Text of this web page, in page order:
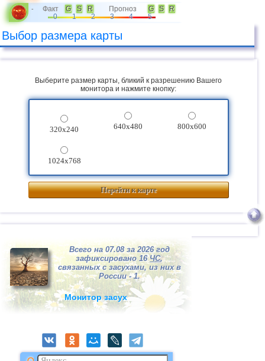
- Факт G S R Прогноз G S
R
0
1 2 3 4 5
Выбор размера карты
Выберите размер карты, бликий к разрешению Вашего
монитора и нажмите кнопку:
320x240 640x480 800x600
1024x768
Перейти к карте
Всего на 07.08 за 2026 год
зафиксировано 16ЧС,
связанных с засухами, из них в
России - 1.
Монитор засух